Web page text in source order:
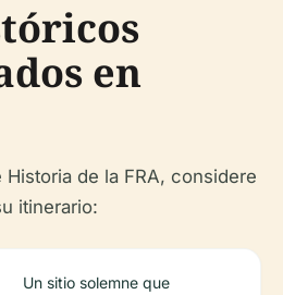
en
de la FRA, considere
itinerario:
Un sitio solemne que